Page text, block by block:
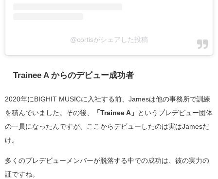
@cortisがシェアした投稿
Trainee A からのデビュー成功者
2020年にBIGHIT MUSICに入社する前、Jamesは他の事務所で訓練
を積んでいました。その後、
「Trainee A」 というプレデビュー団体
の一員になったんですが、ここからデビューしたのは実はJamesだ
け。
多くのプレデビューメンバーが脱落する中での成功は、彼の実力の
証ですね。